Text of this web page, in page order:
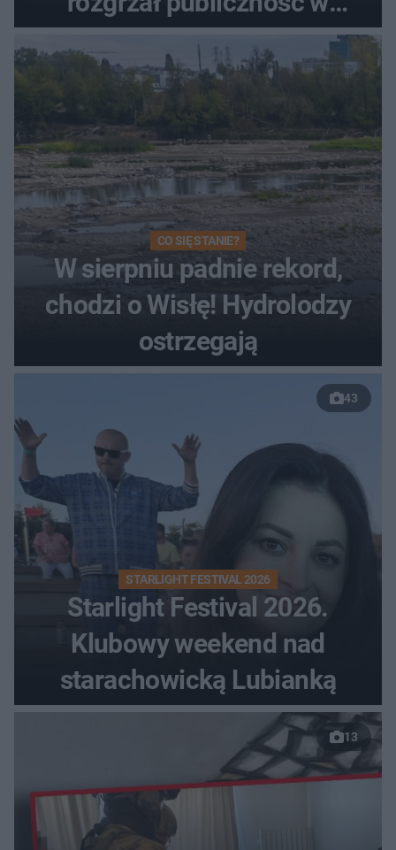
Toruniu
CO SIĘ STANIE?
W sierpniu padnie rekord,
chodzi o Wisłę! Hydrolodzy
ostrzegają
43
STARLIGHT FESTIVAL 2026
Starlight Festival 2026.
Klubowy weekend nad
starachowicką Lubianką
13